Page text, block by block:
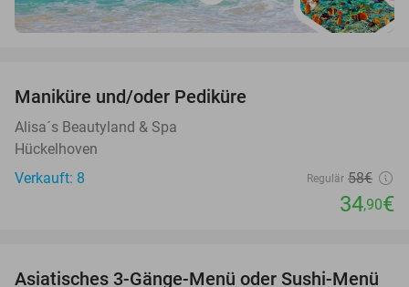
Maniküre und/oder Pediküre
Alisa´s Beautyland & Spa
Hückelhoven
Verkauft: 8
Regulär 58€
34,90€
Asiatisches 3-Gänge-Menü oder Sushi-Menü